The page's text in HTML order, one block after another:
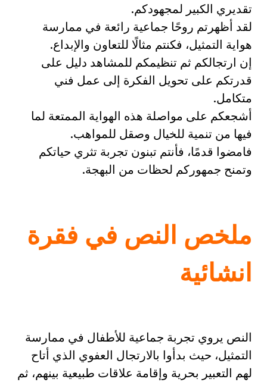
تقديري الكبير لمجهودكم.
لقد أظهرتم روحًا جماعية رائعة في ممارسة
هواية التمثيل، فكنتم مثالًا للتعاون والإبداع.
إن ارتجالكم ثم تنظيمكم للمشاهد دليل على
قدرتكم على تحويل الفكرة إلى عمل فني
متكامل.
أشجعكم على مواصلة هذه الهواية الممتعة لما
فيها من تنمية للخيال وصقل للمواهب.
فامضوا قدمًا، فأنتم تبنون تجربة تثري حياتكم
وتمنح جمهوركم لحظات من البهجة.
ملخص النص في فقرة
انشائية
النص يروي تجربة جماعية للأطفال في ممارسة
التمثيل، حيث بدأوا بالارتجال العفوي الذي أتاح
لهم التعبير بحرية وإقامة علاقات طبيعية بينهم، ثم